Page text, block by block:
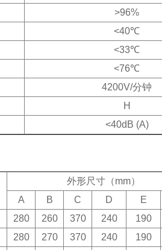
>96%
<40℃
<33℃
<76℃
4200V/分钟
H
<40dB (A)
外形尺寸（mm）
A B C D E
280 260 370 240 190
280 270 370 240 190